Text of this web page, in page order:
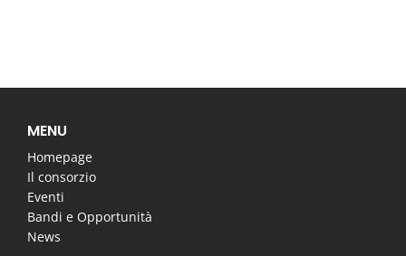
MENU
Homepage
Il consorzio
Eventi
Bandi e Opportunità
News